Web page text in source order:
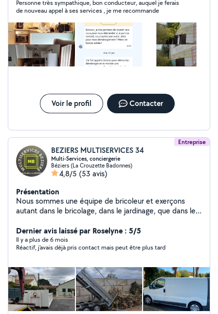
c'est que je ne peux pas vous contacter
Personne très sympathique, bon conducteur, auquel je ferais
de nouveau appel à ses services , je me recommande
Voir le profil Contacter
Entreprise
BEZIERS MULTISERVICES 34
Multi-Services, conciergerie
Béziers (La Crouzette Badonnes)
4,8/5 (53 avis)
Présentation
Nous sommes une équipe de bricoleur et exerçons
autant dans le bricolage, dans le jardinage, que dans le
totalement équipé jusqu'à la tondeuse auto portée,
brosse rotative, etc, etc Nous évacuons tout vos
déchets, encombrants, végétaux à la déchèterie ou
et nous pouvons nous occuper de vos locations a la
journée, à la semaine, au mois, ou bnb par exemple. Nos
devis sont totalement gratuits. Possibilité de 5/6
personnes N hésitez pas à nous contacter pour tout
renseignements merci au plaisir
Dernier avis laissé par Roselyne : 5/5
Il y a plus de 6 mois
Réactif, j'avais déjà pris contact mais peut être plus tard